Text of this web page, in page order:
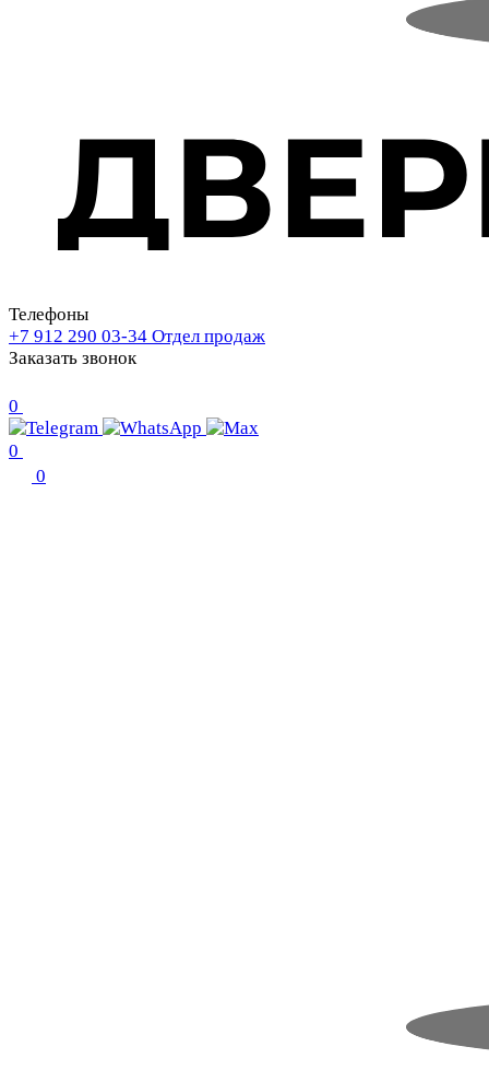
Телефоны
+7 912 290 03-34 Отдел продаж
Заказать звонок
0
0
0